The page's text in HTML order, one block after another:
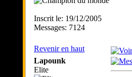
Inscrit le: 19/12/2005
Messages: 7124
Revenir en haut
Lapounk
Elite